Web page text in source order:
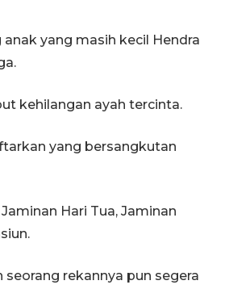
yang masih kecil Hendra
kehilangan ayah tercinta.
yang bersangkutan
Hari Tua, Jaminan
rekannya pun segera
pembentukan